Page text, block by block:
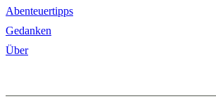
Abenteuertipps
Gedanken
Über